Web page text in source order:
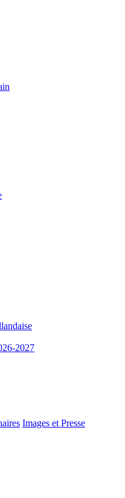
2027
Images et Presse